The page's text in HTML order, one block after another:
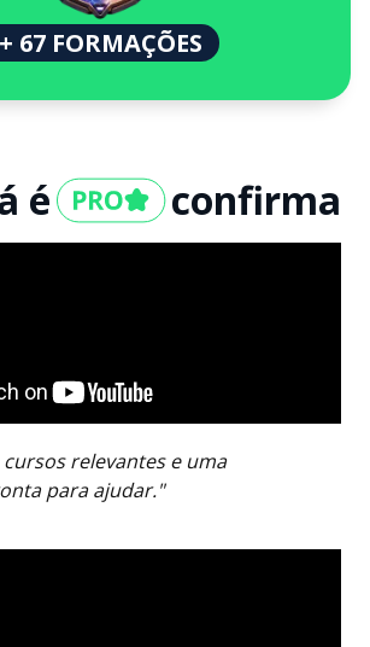
+ 67 FORMAÇÕES
é confirma
relevantes e uma
para ajudar."